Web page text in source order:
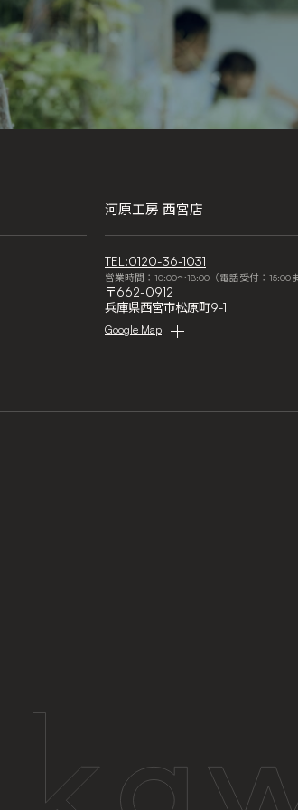
河原工房 西宮店
TEL:0120-36-1031
営業時間：10:00～18:00（電話受付：15:00
〒662-0912
兵庫県西宮市松原町9-1
Google Map